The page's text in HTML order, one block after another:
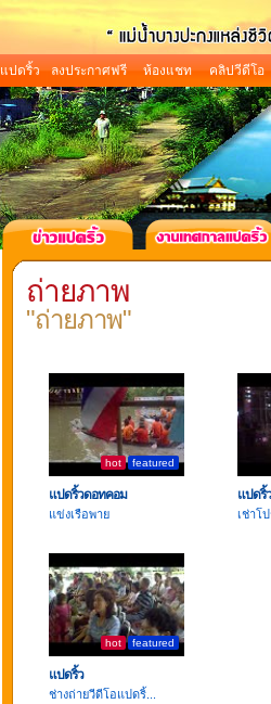
ปดริ้ว ลงประกาศฟรี ห้องแชท คลิปวีดีโอ
ถ่ายภาพ
"ถ่ายภาพ"
hot featured
แปดริ้วดอทคอม
แข่งเรือพาย
แปดริ้
เช่าโ
hot featured
แปดริ้ว
ช่างถ่ายวีดีโอแปดริ้...